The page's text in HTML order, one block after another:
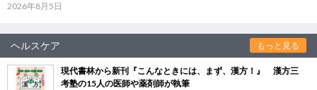
2026年8月5日
ヘルスケア もっと見る
現代書林から新刊『こんなときには、まず、漢方！』 漢方三
考塾の15人の医師や薬剤師が執筆